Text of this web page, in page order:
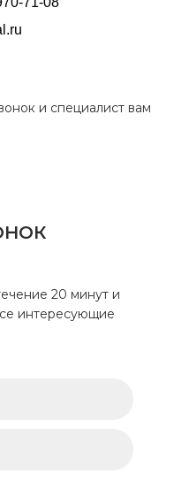
и специалист вам
20 минут и
интересующие